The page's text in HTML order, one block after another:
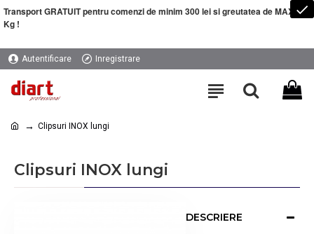
Transport GRATUIT pentru comenzi de minim 300 lei si greutatea de MAXIM 5
Kg !
Autentificare Inregistrare
Clipsuri INOX lungi
Clipsuri INOX lungi
DESCRIERE